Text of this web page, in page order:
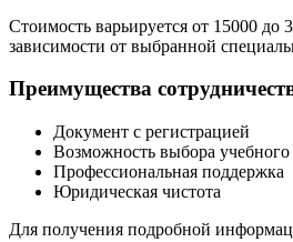
Стоимость варьируется от 15000 до
зависимости от выбранной
Преимущества
Документ с регистрацией
Возможность выбора учебного
Профессиональная поддержка
Юридическая чистота
Для получения подробной